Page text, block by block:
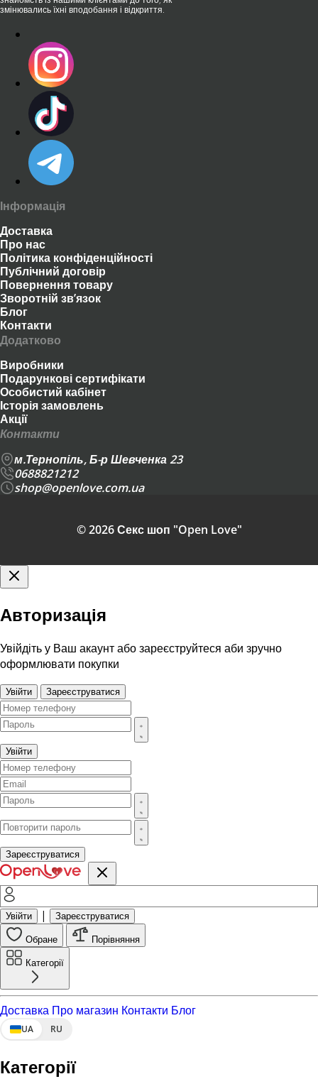
змінювались їхні вподобання і відкриття.
Інформація
Доставка
Про нас
Політика конфіденційності
Публічний договір
Повернення товару
Зворотній зв’язок
Блог
Контакти
Додатково
Виробники
Подарункові сертифікати
Особистий кабінет
Історія замовлень
Акції
Контакти
м.Тернопіль, Б-р Шевченка 23
0688821212
shop@openlove.com.ua
© 2026 Секс шоп "Open Love"
Авторизація
Увійдіть у Ваш акаунт або зареєструйтеся аби зручно
оформлювати покупки
Увійти Зареєструватися
Увійти
Зареєструватися
Увійти | Зареєструватися
Обране Порівняння
Категорії
Доставка Про магазин Контакти Блог
UA RU
Категорії